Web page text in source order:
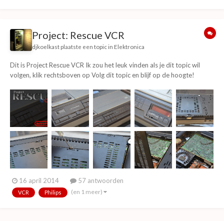
Project: Rescue VCR
djkoelkast plaatste een topic in Elektronica
Dit is Project Rescue VCR Ik zou het leuk vinden als je dit topic wil
volgen, klik rechtsboven op Volg dit topic en blijf op de hoogte!
wordt gezien als de eerste thuisrecorder met wat wij als videobanden
kennen. Ik zal jullie n...
16 april 2014 57 antwoorden
VCR Philips (en 1 meer)